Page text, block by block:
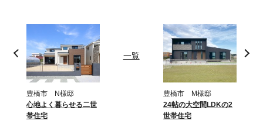
豊橋市 N様邸
心地よく暮らせる二世
帯住宅
一覧
豊橋市 M様邸
24帖の大空間LDKの2
世帯住宅